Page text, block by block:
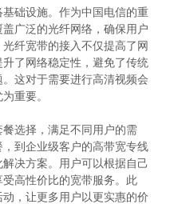
础设施。作为中国电信的重
广泛的光纤网络，确保用户
纤宽带的接入不仅提高了网
了网络稳定性，避免了传统
这对于需要进行高清视频会
重要。
选择，满足不同用户的需
到企业级客户的高带宽专线
决方案。用户可以根据自己
高性价比的宽带服务。此
，让更多用户以更实惠的价